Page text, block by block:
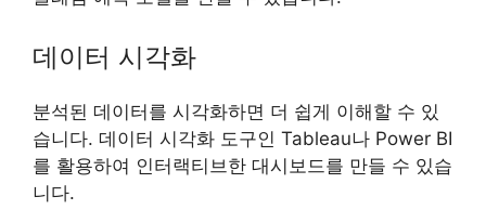
데이터 시각화
분석된 데이터를 시각화하면 더 쉽게 이해할 수 있
습니다. 데이터 시각화 도구인 Tableau나 Power BI
를 활용하여 인터랙티브한 대시보드를 만들 수 있습
니다.